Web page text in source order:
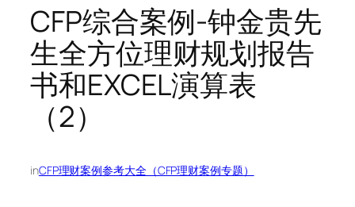
CFP综合案例-钟金贵先
生全方位理财规划报告
书和EXCEL演算表
（2）
inCFP理财案例参考大全（CFP理财案例专题）